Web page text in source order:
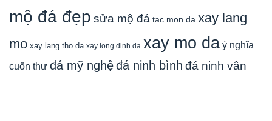
mộ đá đẹp sửa mộ đá tac mon da xay lang
mo xay lang tho da xay long dinh da xay mo da ý nghĩa
cuốn thư đá mỹ nghệđá ninh bình đá ninh vân